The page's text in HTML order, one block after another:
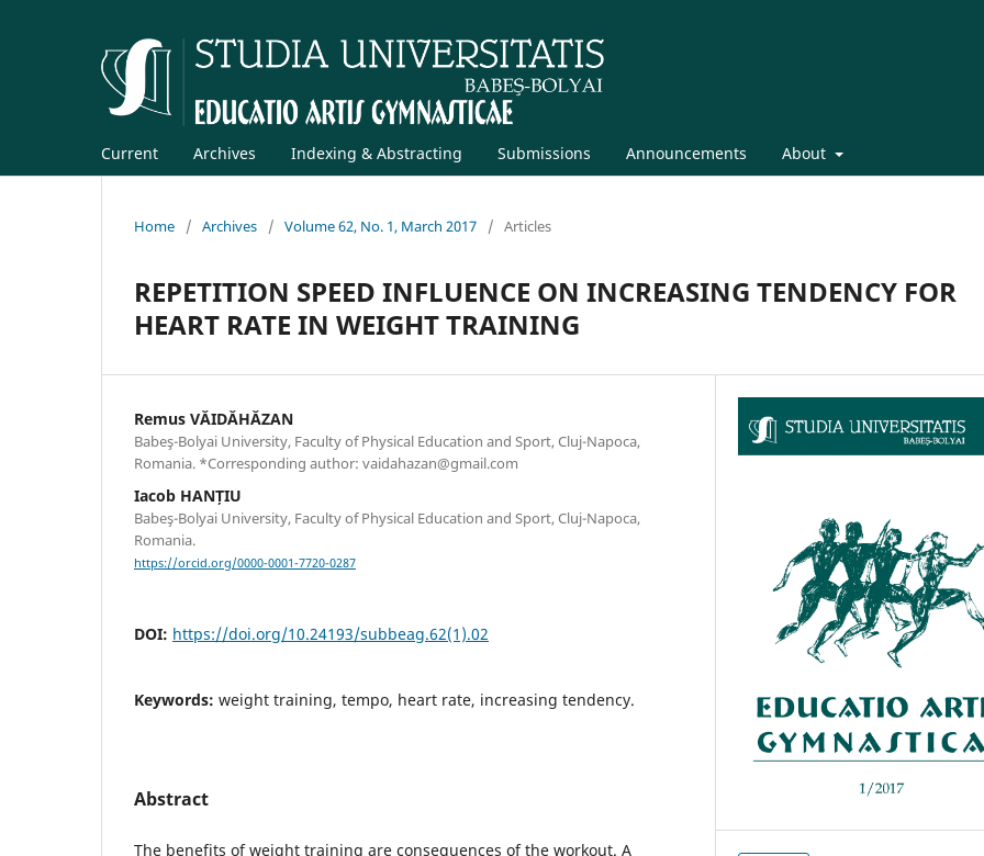
Current Archives Indexing & Abstracting Submissions Announcements About
Home / Archives / Volume 62, No. 1, March 2017 / Articles
REPETITION SPEED INFLUENCE ON INCREASING TENDENCY FOR
HEART RATE IN WEIGHT TRAINING
Remus VĂIDĂHĂZAN
Babeş-Bolyai University, Faculty of Physical Education and Sport, Cluj-Napoca,
Romania. *Corresponding author: vaidahazan@gmail.com
Iacob HANȚIU
Babeş-Bolyai University, Faculty of Physical Education and Sport, Cluj-Napoca,
Romania.
https://orcid.org/0000-0001-7720-0287
DOI: https://doi.org/10.24193/subbeag.62(1).02
Keywords: weight training, tempo, heart rate, increasing tendency.
Abstract
The benefits of weight training are consequences of the workout. A